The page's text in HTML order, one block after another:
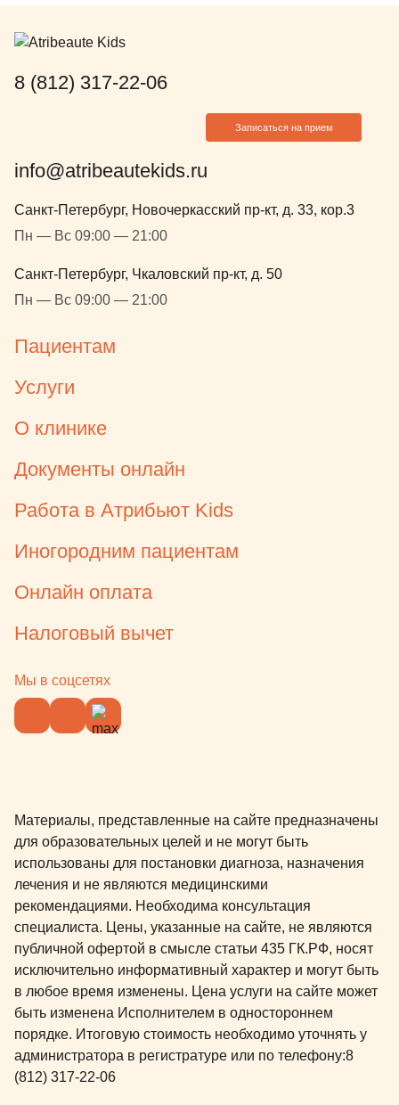
8 (812) 317-22-06
Записаться на прием
info@atribeautekids.ru
Санкт-Петербург, Новочеркасский пр-кт, д. 33, кор.3
Пн — Вс 09:00 — 21:00
Санкт-Петербург, Чкаловский пр-кт, д. 50
Пн — Вс 09:00 — 21:00
Пациентам
Услуги
О клинике
Документы онлайн
Работа в Атрибьют Kids
Иногородним пациентам
Онлайн оплата
Налоговый вычет
Мы в соцсетях
Материалы, представленные на сайте предназначены
для образовательных целей и не могут быть
использованы для постановки диагноза, назначения
лечения и не являются медицинскими
рекомендациями. Необходима консультация
специалиста. Цены, указанные на сайте, не являются
публичной офертой в смысле статьи 435 ГК.РФ, носят
исключительно информативный характер и могут быть
в любое время изменены. Цена услуги на сайте может
быть изменена Исполнителем в одностороннем
порядке. Итоговую стоимость необходимо уточнять у
администратора в регистратуре или по телефону:8
(812) 317-22-06